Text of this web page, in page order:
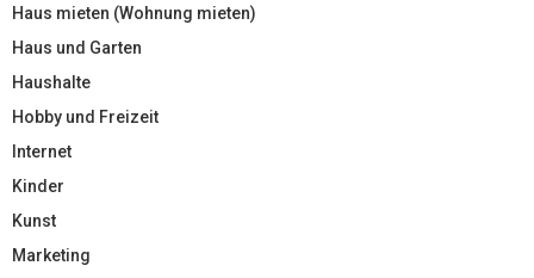
Haus mieten (Wohnung mieten)
Haus und Garten
Haushalte
Hobby und Freizeit
Internet
Kinder
Kunst
Marketing